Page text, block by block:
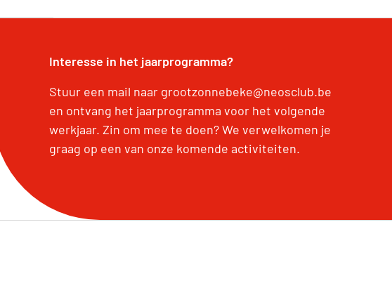
Interesse in het jaarprogramma?
Stuur een mail naar grootzonnebeke@neosclub.be
en ontvang het jaarprogramma voor het volgende
werkjaar. Zin om mee te doen? We verwelkomen je
graag op een van onze komende activiteiten.